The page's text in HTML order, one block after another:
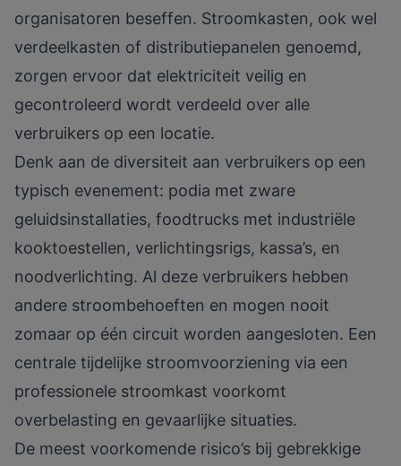
organisatoren beseffen. Stroomkasten, ook wel
verdeelkasten of distributiepanelen genoemd,
zorgen ervoor dat elektriciteit veilig en
gecontroleerd wordt verdeeld over alle
verbruikers op een locatie.
Denk aan de diversiteit aan verbruikers op een
typisch evenement: podia met zware
geluidsinstallaties, foodtrucks met industriële
kooktoestellen, verlichtingsrigs, kassa’s, en
noodverlichting. Al deze verbruikers hebben
andere stroombehoeften en mogen nooit
zomaar op één circuit worden aangesloten. Een
centrale tijdelijke stroomvoorziening via een
professionele stroomkast voorkomt
overbelasting en gevaarlijke situaties.
De meest voorkomende risico’s bij gebrekkige